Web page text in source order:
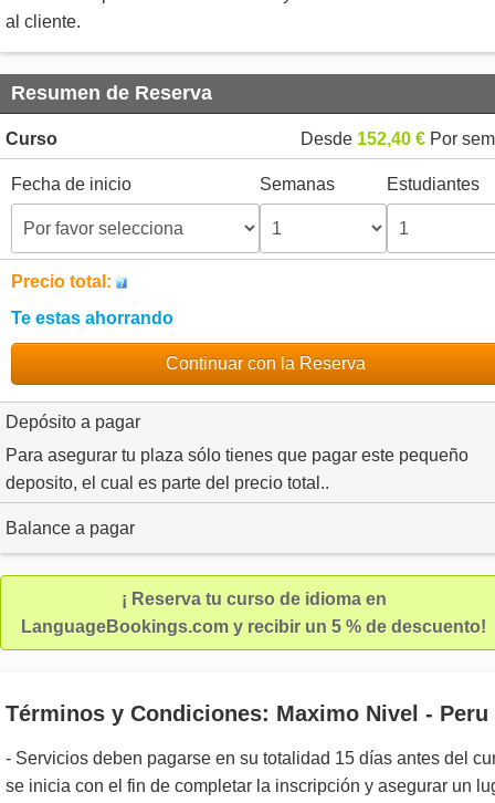
al cliente.
Resumen de Reserva
Curso Desde 152,40 € Por
Fecha de inicio Semanas Estudiantes
Precio total:
Te estas ahorrando
Continuar con la Reserva
Depósito a pagar
Para asegurar tu plaza sólo tienes que pagar este pequeño
deposito, el cual es parte del precio total..
Balance a pagar
¡ Reserva tu curso de idioma en
LanguageBookings.com y recibir un 5 % de descuento!
Términos y Condiciones: Maximo Nivel - Peru
- Servicios deben pagarse en su totalidad 15 días antes del
se inicia con el fin de completar la inscripción y asegurar un